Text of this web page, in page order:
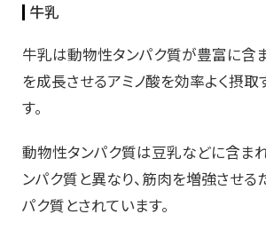
牛乳
牛乳は動物性タンパク質が豊富に含
を成長させるアミノ酸を効率よく摂取
す。
動物性タンパク質は豆乳などに含ま
ンパク質と異なり、筋肉を増強させ
パク質とされています。